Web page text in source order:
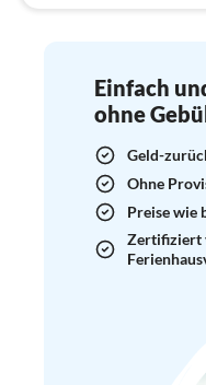
Einfach
ohne
Geld-
Ohne
Preise wie
Zertifiziert